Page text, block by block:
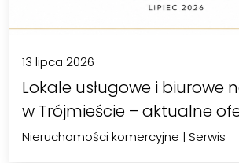
13 lipca 2026
Lokale usługowe i biurowe
w Trójmieście – aktualne
Nieruchomości komercyjne | Serwis